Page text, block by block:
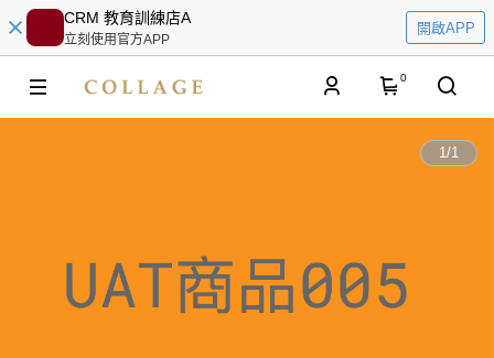
CRM 教育訓練店A
立刻使用官方APP
開啟APP
0
1/1